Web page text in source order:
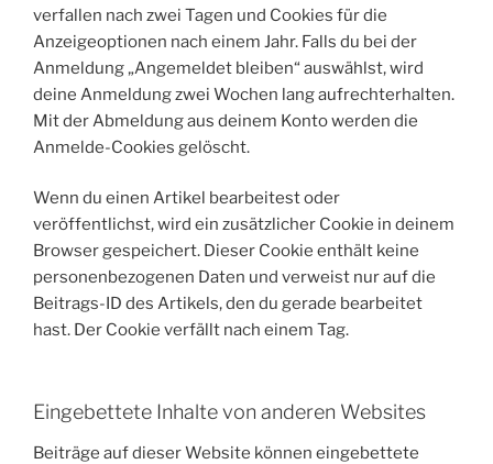
verfallen nach zwei Tagen und Cookies für die
Anzeigeoptionen nach einem Jahr. Falls du bei der
Anmeldung „Angemeldet bleiben“ auswählst, wird
deine Anmeldung zwei Wochen lang aufrechterhalten.
Mit der Abmeldung aus deinem Konto werden die
Anmelde-Cookies gelöscht.
Wenn du einen Artikel bearbeitest oder
veröffentlichst, wird ein zusätzlicher Cookie in deinem
Browser gespeichert. Dieser Cookie enthält keine
personenbezogenen Daten und verweist nur auf die
Beitrags-ID des Artikels, den du gerade bearbeitet
hast. Der Cookie verfällt nach einem Tag.
Eingebettete Inhalte von anderen Websites
Beiträge auf dieser Website können eingebettete